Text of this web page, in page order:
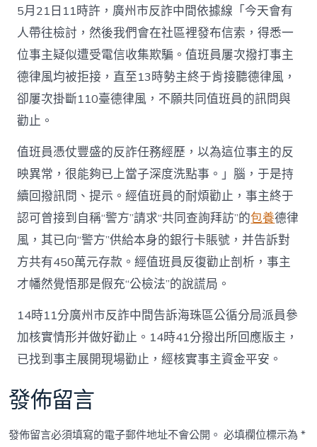
5月21日11時許，廣州市反詐中間依據線「今天會有
人帶往檢討，然後我們會在社區裡發布信索，得悉一
位事主疑似遭受電信收集欺騙。值班員屢次撥打事主
德律風均被拒接，直至13時勢主終于肯接聽德律風，
卻屢次掛斷110臺德律風，不願共同值班員的訊問與
勸止。
值班員憑仗豐盛的反詐任務經歷，以為這位事主的反
映異常，很能夠已上當子深度洗點事。」腦，于是持
續回撥訊問、提示。經值班員的耐煩勸止，事主終于
認可曾接到自稱“警方”請求“共同查詢拜訪”的包養德律
風，其已向“警方”供給本身的銀行卡賬號，并告訴對
方共有450萬元存款。經值班員反復勸止剖析，事主
才幡然覺悟那是假充“公檢法”的說謊局。
14時11分廣州市反詐中間告訴海珠區公循分局派員參
加核實情形并做好勸止。14時41分撥出所回應版主，
已找到事主展開現場勸止，經核實事主資金平安。
發佈留言
發佈留言必須填寫的電子郵件地址不會公開。 必填欄位標示為*